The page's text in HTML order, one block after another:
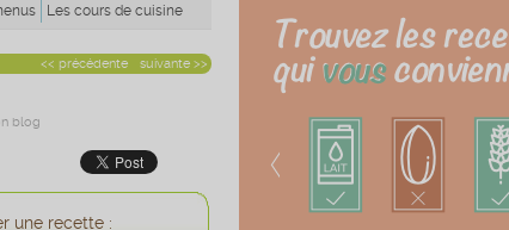
Les cours de cuisine
suivante >>
<< précédente
blog
une recette :